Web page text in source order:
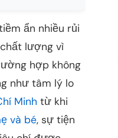
ẩn nhiều rủi
lượng vì
hợp không
như tâm lý lo
Minh từ khi
và bé, sự tiện